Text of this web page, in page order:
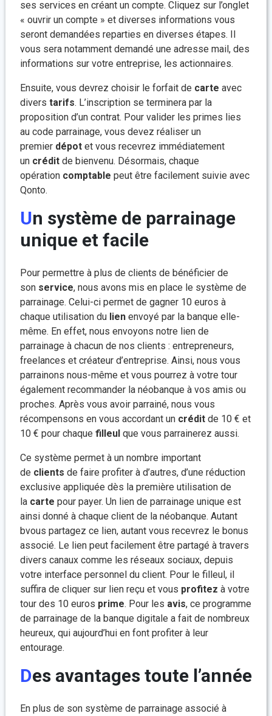
ses services en créant un compte. Cliquez sur l’onglet
« ouvrir un compte » et diverses informations vous
seront demandées reparties en diverses étapes. Il
vous sera notamment demandé une adresse mail, des
informations sur votre entreprise, les actionnaires.
Ensuite, vous devrez choisir le forfait de carte avec
divers tarifs. L’inscription se terminera par la
proposition d’un contrat. Pour valider les primes lies
au code parrainage, vous devez réaliser un
premier dépot et vous recevrez immédiatement
un crédit de bienvenu. Désormais, chaque
opération comptable peut être facilement suivie avec
Qonto.
Un système de parrainage
unique et facile
Pour permettre à plus de clients de bénéficier de
son service, nous avons mis en place le système de
parrainage. Celui-ci permet de gagner 10 euros à
chaque utilisation du lien envoyé par la banque elle-
même. En effet, nous envoyons notre lien de
parrainage à chacun de nos clients : entrepreneurs,
freelances et créateur d’entreprise. Ainsi, nous vous
parrainons nous-même et vous pourrez à votre tour
également recommander la néobanque à vos amis ou
proches. Après vous avoir parrainé, nous vous
récompensons en vous accordant un crédit de 10 € et
10 € pour chaque filleul que vous parrainerez aussi.
Ce système permet à un nombre important
de clients de faire profiter à d’autres, d’une réduction
exclusive appliquée dès la première utilisation de
la carte pour payer. Un lien de parrainage unique est
ainsi donné à chaque client de la néobanque. Autant
bvous partagez ce lien, autant vous recevrez le bonus
associé. Le lien peut facilement être partagé à travers
divers canaux comme les réseaux sociaux, depuis
votre interface personnel du client. Pour le filleul, il
suffira de cliquer sur lien reçu et vous profitez à votre
tour des 10 euros prime. Pour les avis, ce programme
de parrainage de la banque digitale a fait de nombreux
heureux, qui aujourd’hui en font profiter à leur
entourage.
Des avantages toute l’année
En plus de son système de parrainage associé à